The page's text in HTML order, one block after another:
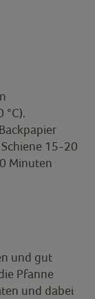
°C).
15-20
Minuten
und gut
Pfanne
und dabei